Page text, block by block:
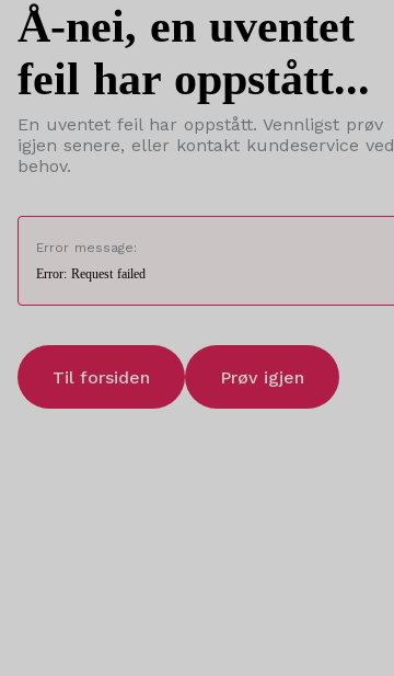
Å-nei, en uventet
feil har oppstått...
En uventet feil har oppstått. Vennligst prøv
igjen senere, eller kontakt kundeservice ved
behov.
Error message:
Error: Request failed
Til forsiden Prøv igjen